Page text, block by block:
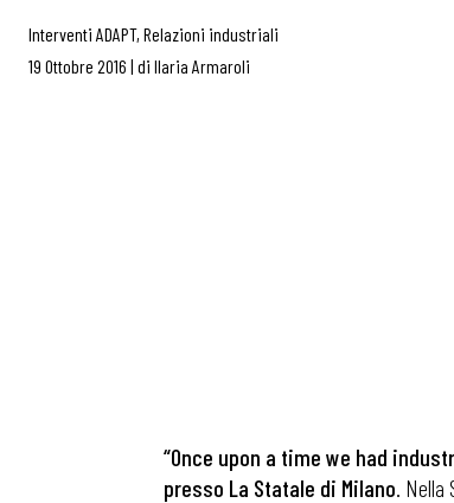
Interventi ADAPT, Relazioni industriali
19 Ottobre 2016 | di Ilaria Armaroli
“Once upon a time we had
presso La Statale di Milano. Nella